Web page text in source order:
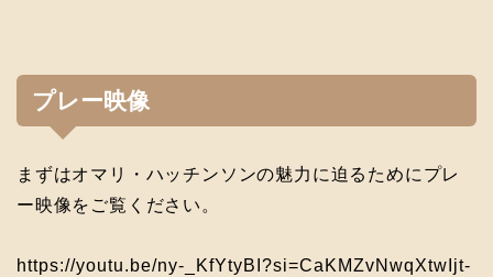
プレー映像
まずはオマリ・ハッチンソンの魅力に迫るためにプレ
ー映像をご覧ください。
https://youtu.be/ny-_KfYtyBI?si=CaKMZvNwqXtwIjt-